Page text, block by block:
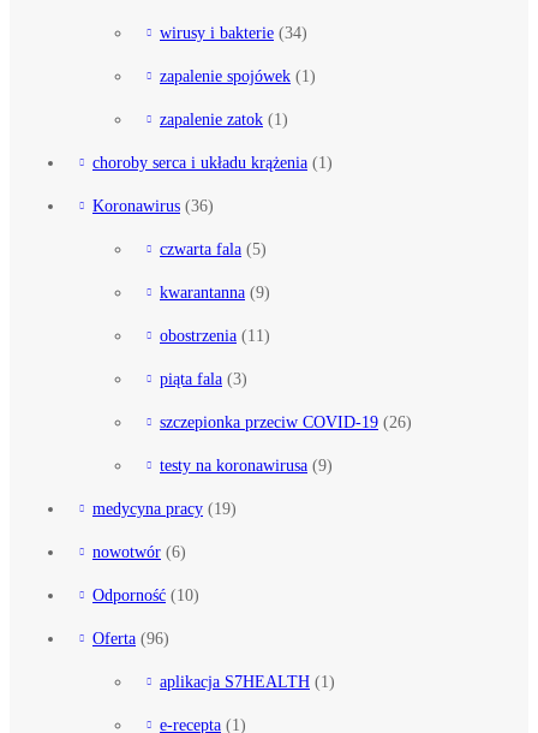
wirusy i bakterie (34)
zapalenie spojówek (1)
zapalenie zatok (1)
choroby serca i układu krążenia (1)
Koronawirus (36)
czwarta fala (5)
kwarantanna (9)
obostrzenia (11)
piąta fala (3)
szczepionka przeciw COVID-19 (26)
testy na koronawirusa (9)
medycyna pracy (19)
nowotwór (6)
Odporność (10)
Oferta (96)
aplikacja S7HEALTH (1)
e-recepta (1)